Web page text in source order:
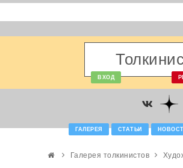
ВХОД
ГАЛЕРЕЯ СТАТЬИ
Галерея толкинистов